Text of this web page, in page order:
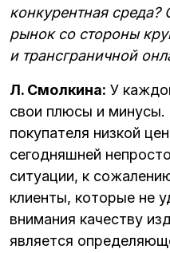
конкурентная
рынок со стороны
и трансграничной
Л. Смолкина: У
свои плюсы и
покупателя низкой
сегодняшней
ситуации, к
клиенты, которые не
внимания качеству
является